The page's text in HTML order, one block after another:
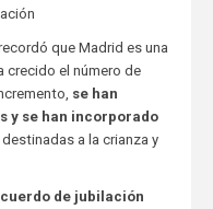
que Madrid es una
crecido el número de
se han
y se han incorporado
a la crianza y
de jubilación